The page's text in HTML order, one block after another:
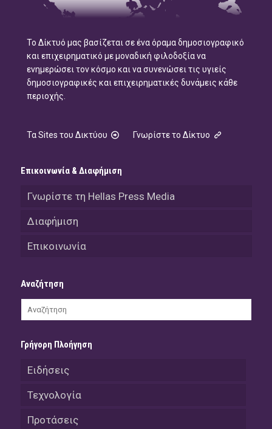
Το Δίκτυό μας βασίζεται σε ένα όραμα δημοσιογραφικό
και επιχειρηματικό με μοναδική φιλοδοξία να
ενημερώσει τον κόσμο και να συνενώσει τις υγιείς
δημοσιογραφικές και επιχειρηματικές δυνάμεις κάθε
περιοχής.
Τα Sites του Δικτύου Γνωρίστε το Δίκτυο
Επικοινωνία & Διαφήμιση
Γνωρίστε τη Hellas Press Media
Διαφήμιση
Επικοινωνία
Αναζήτηση
Γρήγορη Πλοήγηση
Ειδήσεις
Τεχνολογία
Προτάσεις